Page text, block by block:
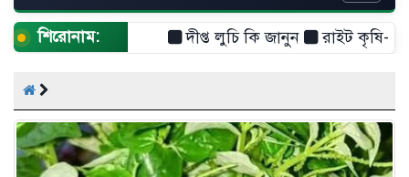
শিরোনাম: দীপ্ত লুচি কি জানুন রাইট কৃষি- শুধু